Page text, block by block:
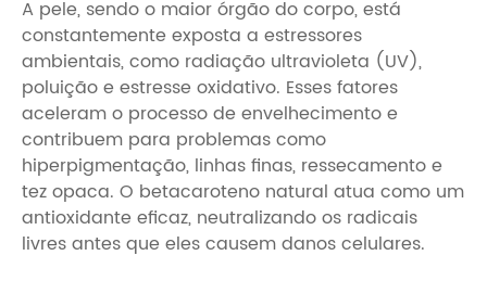
A pele, sendo o maior órgão do corpo, está
constantemente exposta a estressores
ambientais, como radiação ultravioleta (UV),
poluição e estresse oxidativo. Esses fatores
aceleram o processo de envelhecimento e
contribuem para problemas como
hiperpigmentação, linhas finas, ressecamento e
tez opaca. O betacaroteno natural atua como um
antioxidante eficaz, neutralizando os radicais
livres antes que eles causem danos celulares.